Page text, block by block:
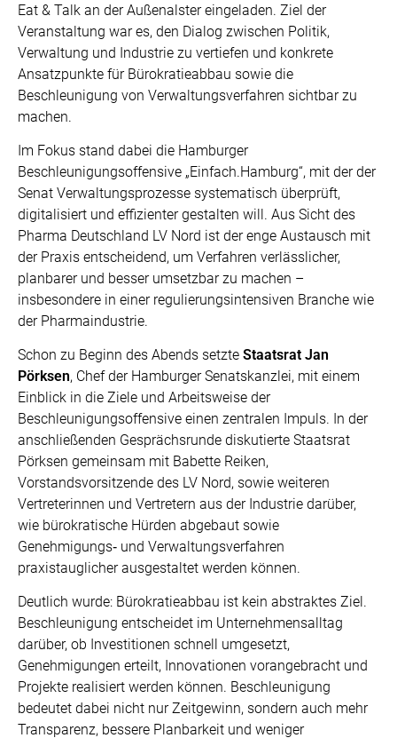
Eat & Talk an der Außenalster eingeladen. Ziel der
Veranstaltung war es, den Dialog zwischen Politik,
Verwaltung und Industrie zu vertiefen und konkrete
Ansatzpunkte für Bürokratieabbau sowie die
Beschleunigung von Verwaltungsverfahren sichtbar zu
machen.
Im Fokus stand dabei die Hamburger
Beschleunigungsoffensive „Einfach.Hamburg“, mit der der
Senat Verwaltungsprozesse systematisch überprüft,
digitalisiert und effizienter gestalten will. Aus Sicht des
Pharma Deutschland LV Nord ist der enge Austausch mit
der Praxis entscheidend, um Verfahren verlässlicher,
planbarer und besser umsetzbar zu machen –
insbesondere in einer regulierungsintensiven Branche wie
der Pharmaindustrie.
Schon zu Beginn des Abends setzte Staatsrat Jan
Pörksen, Chef der Hamburger Senatskanzlei, mit einem
Einblick in die Ziele und Arbeitsweise der
Beschleunigungsoffensive einen zentralen Impuls. In der
anschließenden Gesprächsrunde diskutierte Staatsrat
Pörksen gemeinsam mit Babette Reiken,
Vorstandsvorsitzende des LV Nord, sowie weiteren
Vertreterinnen und Vertretern aus der Industrie darüber,
wie bürokratische Hürden abgebaut sowie
Genehmigungs‑ und Verwaltungsverfahren
praxistauglicher ausgestaltet werden können.
Deutlich wurde: Bürokratieabbau ist kein abstraktes Ziel.
Beschleunigung entscheidet im Unternehmensalltag
darüber, ob Investitionen schnell umgesetzt,
Genehmigungen erteilt, Innovationen vorangebracht und
Projekte realisiert werden können. Beschleunigung
bedeutet dabei nicht nur Zeitgewinn, sondern auch mehr
Transparenz, bessere Planbarkeit und weniger